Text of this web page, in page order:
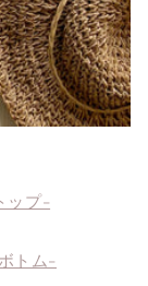
ップ-
トム-